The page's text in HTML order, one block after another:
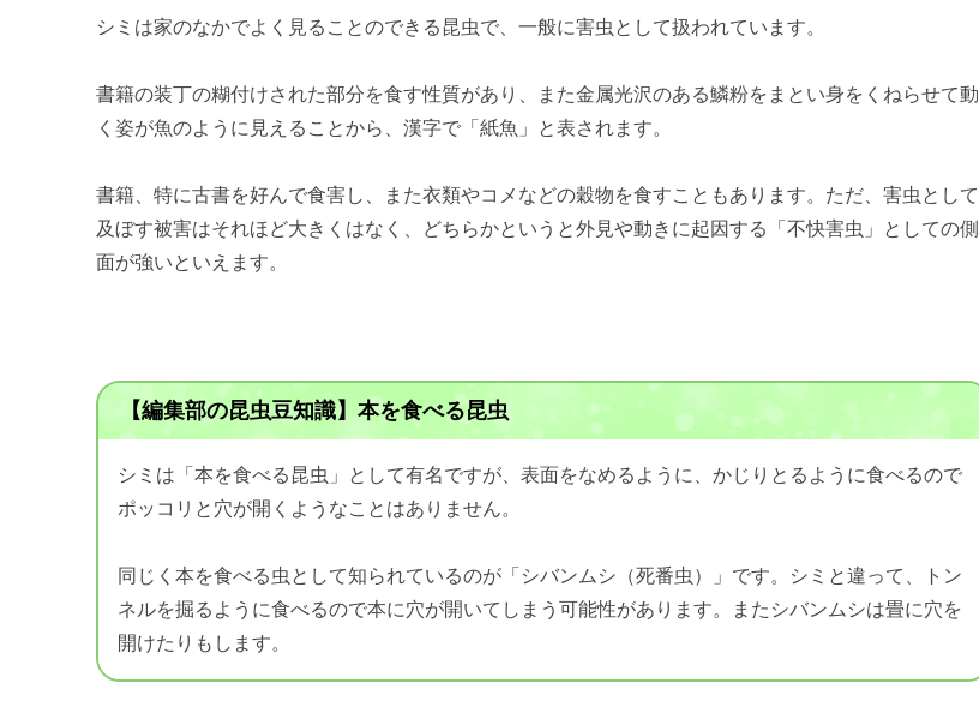
シミは家のなかでよく見ることのできる昆虫で、一般に害虫として扱われています。
書籍の装丁の糊付けされた部分を食す性質があり、また金属光沢のある鱗粉をまとい身をくねらせて動
く姿が魚のように見えることから、漢字で「紙魚」と表されます。
書籍、特に古書を好んで食害し、また衣類やコメなどの穀物を食すこともあります。ただ、害虫として
及ぼす被害はそれほど大きくはなく、どちらかというと外見や動きに起因する「不快害虫」としての側
面が強いといえます。
【編集部の昆虫豆知識】本を食べる昆虫
シミは「本を食べる昆虫」として有名ですが、表面をなめるように、かじりとるように食べるので
ポッコリと穴が開くようなことはありません。
同じく本を食べる虫として知られているのが「シバンムシ（死番虫）」です。シミと違って、トン
ネルを掘るように食べるので本に穴が開いてしまう可能性があります。またシバンムシは畳に穴を
開けたりもします。